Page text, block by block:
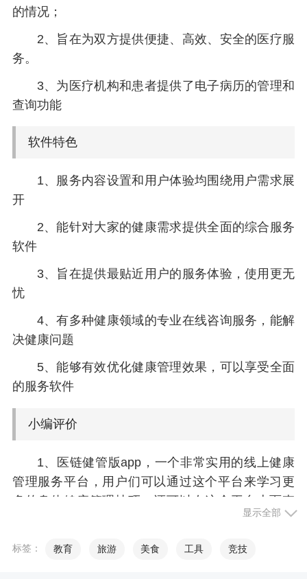
的情况；
2、旨在为双方提供便捷、高效、安全的医疗服
务。
3、为医疗机构和患者提供了电子病历的管理和
查询功能
软件特色
1、服务内容设置和用户体验均围绕用户需求展
开
2、能针对大家的健康需求提供全面的综合服务
软件
3、旨在提供最贴近用户的服务体验，使用更无
忧
4、有多种健康领域的专业在线咨询服务，能解
决健康问题
5、能够有效优化健康管理效果，可以享受全面
的服务软件
小编评价
1、医链健管版app，一个非常实用的线上健康
管理服务平台，用户们可以通过这个平台来学习更
多的身体健康管理技巧，还可以在这个平台上面查
看自己的身体状况。不仅如此，那些医护人员们也
人，在这个平台上面管理病人们的病例档案，为更
显示全部
标签： 教育 旅游 美食 工具 竞技